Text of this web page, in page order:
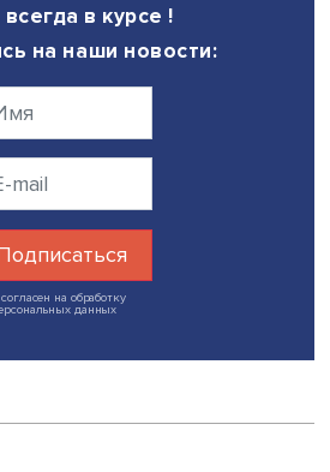
мы считаем, что этот инструмент
обеспечивающий прежде всего
риском», — сказал он.
компании De Beers
было открыто новых крупных
а действующие постепенно
По прогнозам IDEX
2024 года из-за старения
и перехода к добыче камней в
предложение будет расти
спрос — на 2–4%. И пока не
эксперты, добыча
последующих 30 лет. Такие